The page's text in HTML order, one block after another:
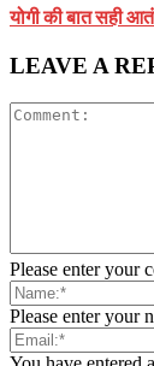
योगी की बात सही
LEAVE A
Please enter your
Please enter your